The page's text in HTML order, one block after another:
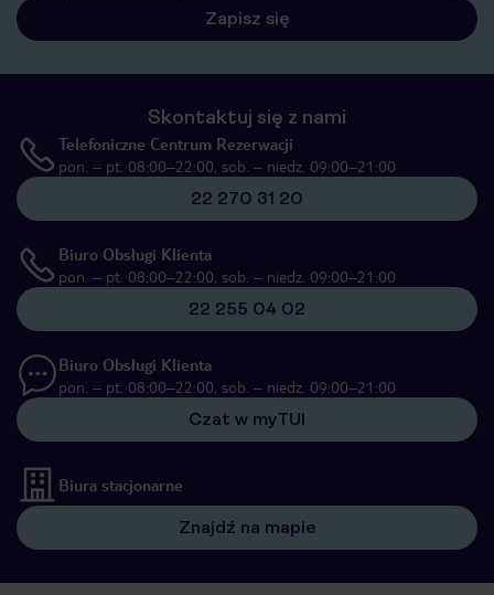
Zapisz się
Skontaktuj się z nami
Telefoniczne Centrum Rezerwacji
pon. – pt. 08:00–22:00, sob. – niedz. 09:00–21:00
22 270 31 20
Biuro Obsługi Klienta
pon. – pt. 08:00–22:00, sob. – niedz. 09:00–21:00
22 255 04 02
Biuro Obsługi Klienta
pon. – pt. 08:00–22:00, sob. – niedz. 09:00–21:00
Czat w myTUI
Biura stacjonarne
Znajdź na mapie